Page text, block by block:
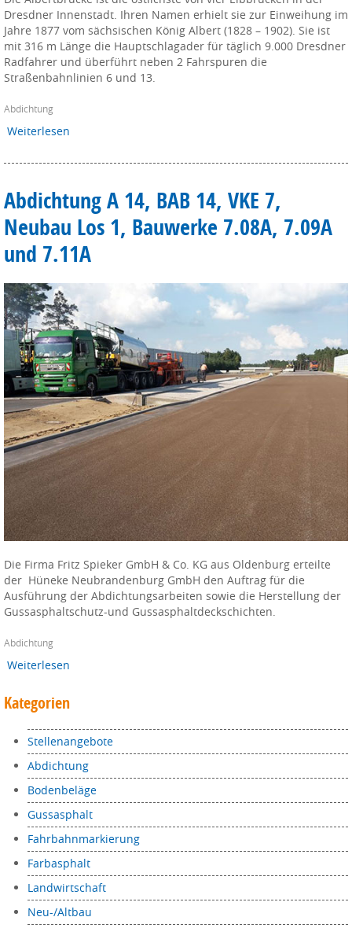
Dresdner Innenstadt. Ihren Namen erhielt sie zur Einweihung im
Jahre 1877 vom sächsischen König Albert (1828 – 1902). Sie ist
mit 316 m Länge die Hauptschlagader für täglich 9.000 Dresdner
Radfahrer und überführt neben 2 Fahrspuren die
Straßenbahnlinien 6 und 13.
Abdichtung
Weiterlesen
Abdichtung A 14, BAB 14, VKE 7,
Neubau Los 1, Bauwerke 7.08A, 7.09A
und 7.11A
Die Firma Fritz Spieker GmbH & Co. KG aus Oldenburg erteilte
der Hüneke Neubrandenburg GmbH den Auftrag für die
Ausführung der Abdichtungsarbeiten sowie die Herstellung der
Gussasphaltschutz-und Gussasphaltdeckschichten.
Abdichtung
Weiterlesen
Kategorien
Stellenangebote
Abdichtung
Bodenbeläge
Gussasphalt
Fahrbahnmarkierung
Farbasphalt
Landwirtschaft
Neu-/Altbau